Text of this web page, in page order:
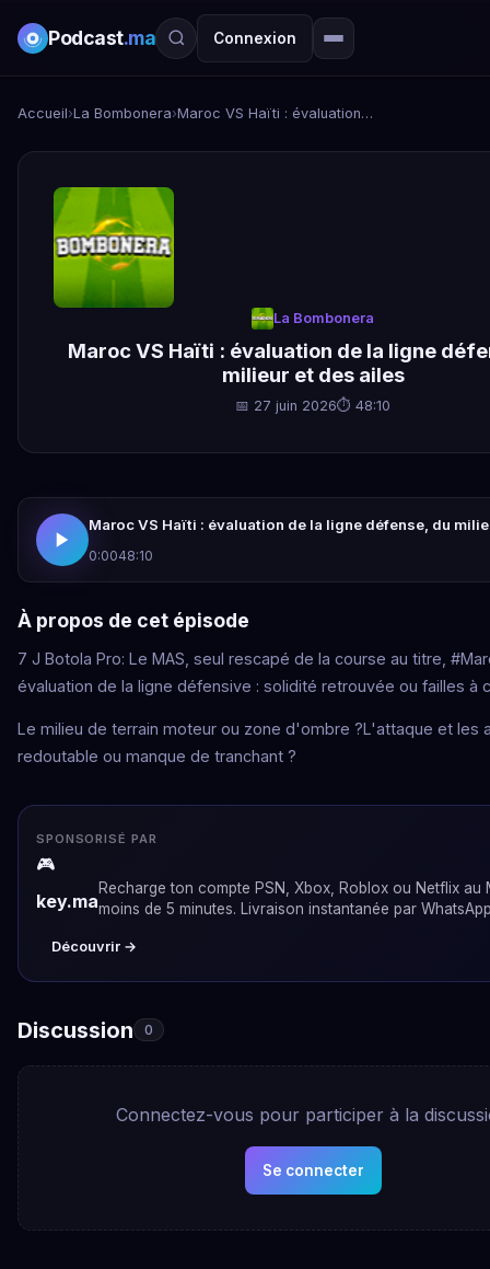
Podcast.ma Connexion
Accueil›La Bombonera› Maroc VS Haïti : évaluation de la ligne défense, du milieur et des ailes
La Bombonera
Maroc VS Haïti : évaluation de la ligne
milieur et des ailes
📅 27 juin 2026⏱ 48:10
Maroc VS Haïti : évaluation de la ligne défense, du
0:0048:10
À propos de cet épisode
7 J Botola Pro: Le MAS, seul rescapé de la course au titre,
évaluation de la ligne défensive : solidité retrouvée ou failles à
Le milieu de terrain moteur ou zone d'ombre ?L'attaque et les
redoutable ou manque de tranchant ?
SPONSORISÉ PAR
🎮
key.ma
Recharge ton compte PSN, Xbox, Roblox ou Netflix au
moins de 5 minutes. Livraison instantanée par
Découvrir →
Discussion 0
Connectez-vous pour participer à la
Se connecter